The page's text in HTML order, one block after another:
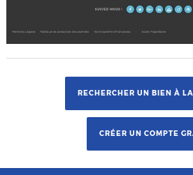
RECHERCHER UN BIEN À
CRÉER UN COMPTE